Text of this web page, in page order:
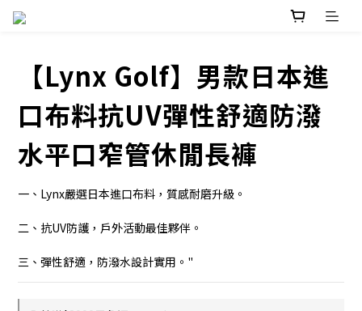
【Lynx Golf】男款日本進
口布料抗UV彈性舒適防潑
水平口窄管休閒長褲
一、Lynx嚴選日本進口布料，質感耐磨升級。
二、抗UV防護，戶外活動最佳夥伴。
三、彈性舒適，防潑水設計實用。"